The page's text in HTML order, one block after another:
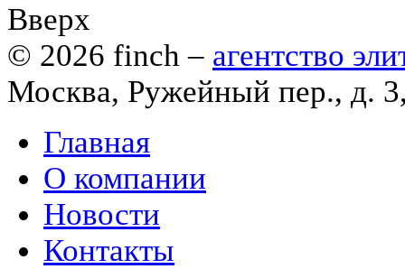
Вверх
© 2026 finch – агентство
Москва, Ружейный пер., д.
Главная
О компании
Новости
Контакты